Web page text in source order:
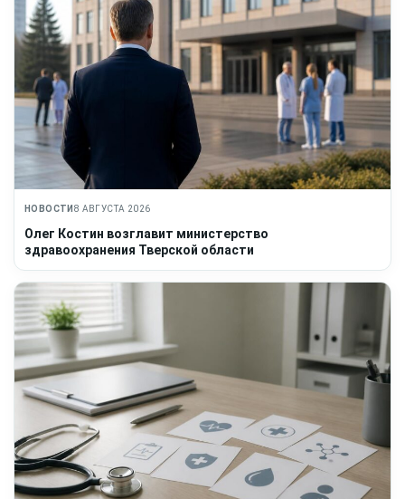
НОВОСТИ 8 АВГУСТА 2026
Олег Костин возглавит министерство
здравоохранения Тверской области